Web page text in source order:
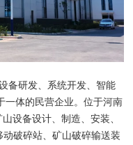
备研发、系统开发、智能
一体的民营企业。位于河南
设备设计、制造、安装、
破碎站、矿山破碎输送装